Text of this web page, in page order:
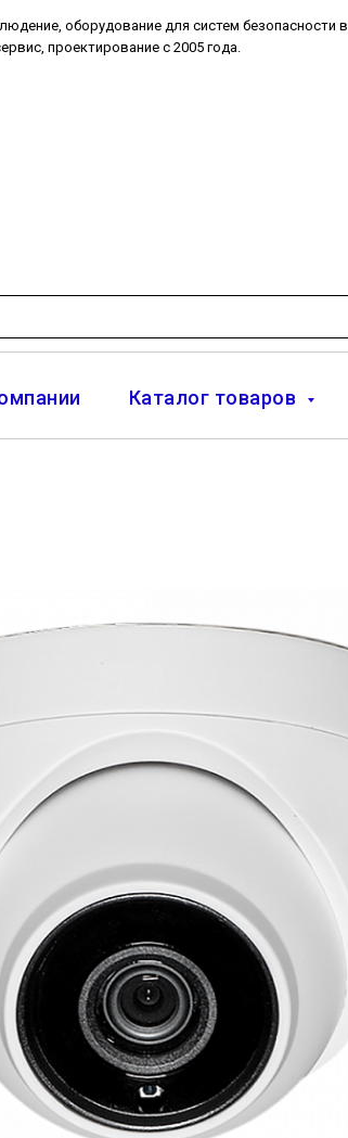
оборудование для систем безопасности в
проектирование с 2005 года.
Каталог товаров